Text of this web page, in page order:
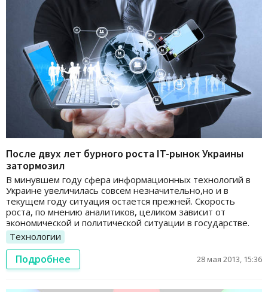
После двух лет бурного роста IT-рынок Украины
затормозил
В минувшем году сфера информационных технологий в
Украине увеличилась совсем незначительно,но и в
текущем году ситуация остается прежней. Скорость
роста, по мнению аналитиков, целиком зависит от
экономической и политической ситуации в государстве.
Технологии
Подробнее 28 мая 2013, 15:36